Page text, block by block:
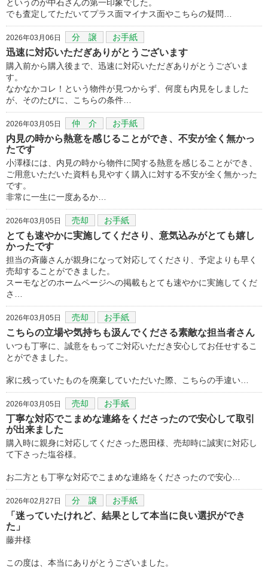
というのが中石さんの第一印象でした。
でも査定してただいてプラス面マイナス面やこちらの疑問…
2026年03月06日 分 譲 お手紙
迅速に対応いただぎありがとうございます
購入前から購入後まで、迅速に対応いただぎありがとうございま
す。
なかなかコレ！という物件が見つからず、何度も内見をしました
が、そのたびに、こちらの条件…
2026年03月05日 仲 介 お手紙
内見の時から熱意を感じることができ、不安が全く無かっ
たです
小澤様には、内見の時から物件に関する熱意を感じることができ、
ご用意いただいた資料も見やすく購入に対する不安が全く無かった
です。
非常に一生に一度あるか…
2026年03月05日 売却 お手紙
とても速やかに実施してくださり、意気込みがとても嬉し
かったです
担当の斉藤さんが親身になって対応してくださり、予定よりも早く
売却することができました。
スーモなどのホームページへの掲載もとても速やかに実施してくだ
さ…
2026年03月05日 売却 お手紙
こちらの立場や気持ちも汲んでくださる素敵な担当者さん
いつも丁寧に、誠意をもってご対応いただき安心してお任せするこ
とができました。
家に残っていたものを廃棄していただいた際、こちらの手違い…
2026年03月05日 売却 お手紙
丁寧な対応でこまめな連絡をくださったので安心して取引
が出来ました
購入時に親身に対応してくださった恩田様、売却時に誠実に対応し
て下さった塩谷様。
お二方とも丁寧な対応でこまめな連絡をくださったので安心…
2026年02月27日 分 譲 お手紙
「迷っていたけれど、結果として本当に良い選択ができ
た」
藤井様
この度は、本当にありがとうございました。